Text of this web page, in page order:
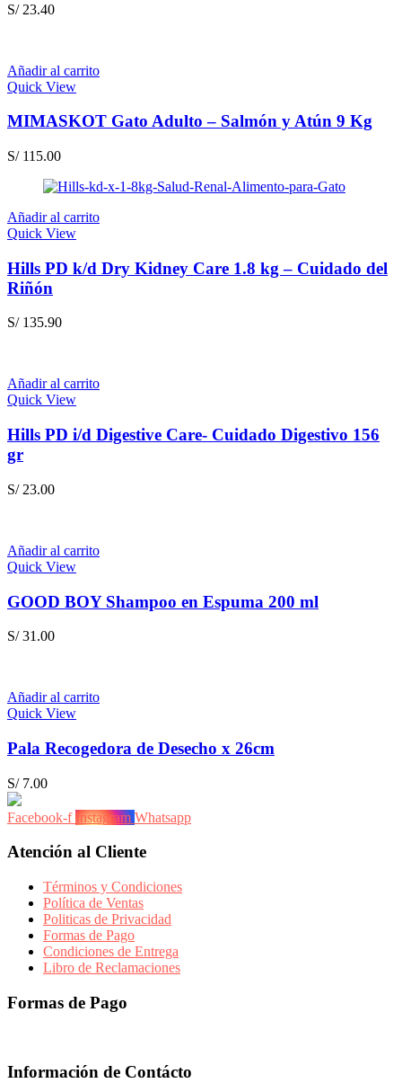
S/23.40
Añadir al carrito
Quick View
MIMASKOT Gato Adulto – Salmón y Atún 9 Kg
S/115.00
Añadir al carrito
Quick View
Hills PD k/d Dry Kidney Care 1.8 kg – Cuidado del
Riñón
S/135.90
Añadir al carrito
Quick View
Hills PD i/d Digestive Care- Cuidado Digestivo 156
gr
S/23.00
Añadir al carrito
Quick View
GOOD BOY Shampoo en Espuma 200 ml
S/31.00
Añadir al carrito
Quick View
Pala Recogedora de Desecho x 26cm
S/7.00
Facebook-f Instagram Whatsapp
Atención al Cliente
Términos y Condiciones
Política de Ventas
Politicas de Privacidad
Formas de Pago
Condiciones de Entrega
Libro de Reclamaciones
Formas de Pago
Información de Contácto